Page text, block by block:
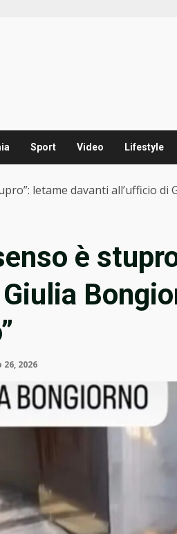
Sport Video Lifestyle
letame davanti all’ufficio
è
2026